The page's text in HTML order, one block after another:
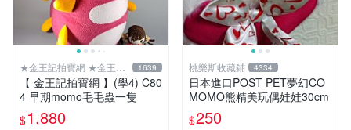
★金王記拍寶網 ★金王記
拍寶趣
1639
【 金王記拍寶網 】(學4) C80
4 早期momo毛毛蟲一隻
$1,880
桃樂斯收藏鋪 4334
日本進口POST PET夢幻CO
MOMO熊精美玩偶娃娃30cm
$250